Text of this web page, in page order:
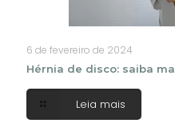
6 de fevereiro de 2024
Hérnia de disco: saiba
Leia mais